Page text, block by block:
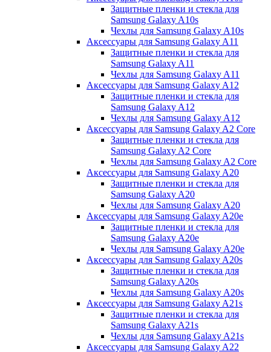
Защитные пленки и стекла для
Samsung Galaxy A10s
Чехлы для Samsung Galaxy A10s
Аксессуары для Samsung Galaxy A11
Защитные пленки и стекла для
Samsung Galaxy A11
Чехлы для Samsung Galaxy A11
Аксессуары для Samsung Galaxy A12
Защитные пленки и стекла для
Samsung Galaxy A12
Чехлы для Samsung Galaxy A12
Аксессуары для Samsung Galaxy A2 Core
Защитные пленки и стекла для
Samsung Galaxy A2 Core
Чехлы для Samsung Galaxy A2 Core
Аксессуары для Samsung Galaxy A20
Защитные пленки и стекла для
Samsung Galaxy A20
Чехлы для Samsung Galaxy A20
Аксессуары для Samsung Galaxy A20e
Защитные пленки и стекла для
Samsung Galaxy A20e
Чехлы для Samsung Galaxy A20e
Аксессуары для Samsung Galaxy A20s
Защитные пленки и стекла для
Samsung Galaxy A20s
Чехлы для Samsung Galaxy A20s
Аксессуары для Samsung Galaxy A21s
Защитные пленки и стекла для
Samsung Galaxy A21s
Чехлы для Samsung Galaxy A21s
Аксессуары для Samsung Galaxy A22